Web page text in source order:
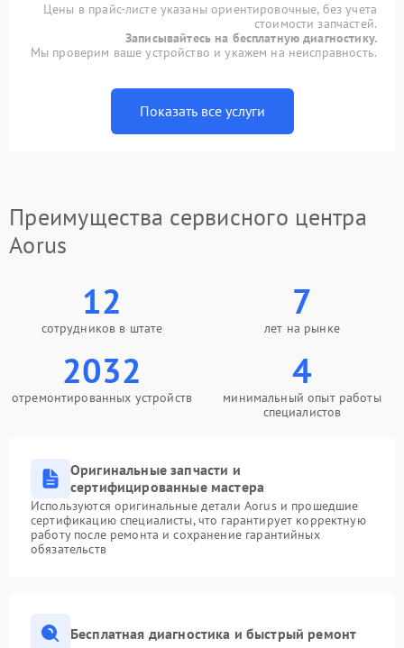
Цены в прайс-листе указаны ориентировочные, без учета
стоимости запчастей.
Записывайтесь на бесплатную диагностику.
Мы проверим ваше устройство и укажем на неисправность.
Показать все услуги
Преимущества сервисного центра
Aorus
12
сотрудников в штате
7
лет на рынке
2032
отремонтированных устройств
4
минимальный опыт работы
специалистов
Оригинальные запчасти и
сертифицированные мастера
Используются оригинальные детали Aorus и прошедшие
сертификацию специалисты, что гарантирует корректную
работу после ремонта и сохранение гарантийных
обязательств
Бесплатная диагностика и быстрый ремонт